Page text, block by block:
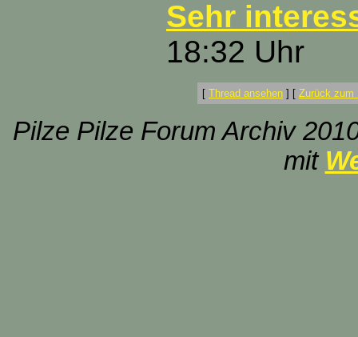
Sehr
18:32 Uhr
[ Thread ansehen ] [ Zurück zum
Pilze Pilze Forum Archiv
mit